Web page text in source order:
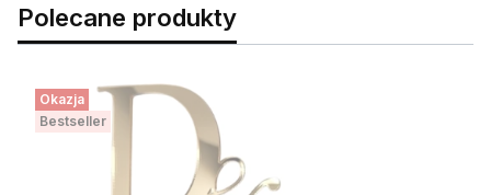
Polecane produkty
Okazja
Bestseller